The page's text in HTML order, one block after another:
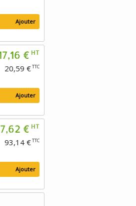
Ajouter
€ HT
20,59 €TTC
Ajouter
€ HT
93,14 €TTC
Ajouter